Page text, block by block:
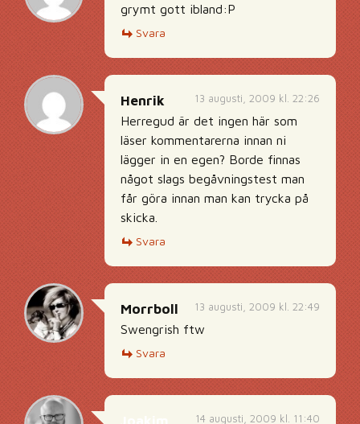
grymt gott ibland:P
Svara
13 augusti, 2009 kl. 22:26
Henrik
Herregud är det ingen här som
läser kommentarerna innan ni
lägger in en egen? Borde finnas
något slags begåvningstest man
får göra innan man kan trycka på
skicka.
Svara
13 augusti, 2009 kl. 22:49
Morrboll
Swengrish ftw
Svara
14 augusti, 2009 kl. 11:40